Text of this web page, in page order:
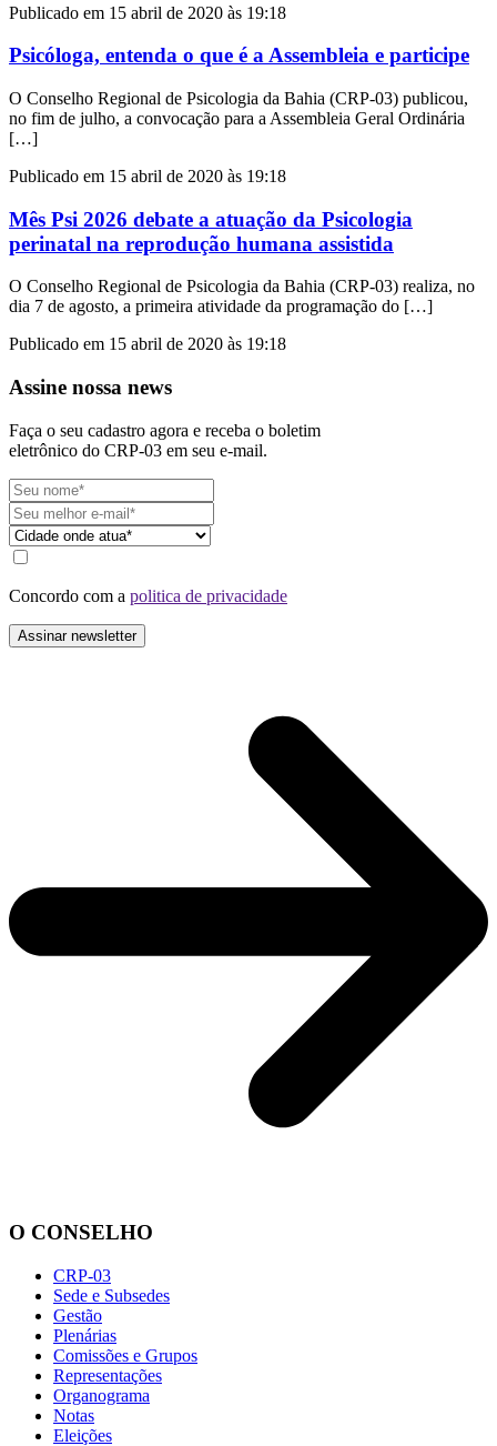
Publicado em 15 abril de 2020 às 19:18
Psicóloga, entenda o que é a Assembleia e participe
O Conselho Regional de Psicologia da Bahia (CRP-03) publicou,
no fim de julho, a convocação para a Assembleia Geral Ordinária
[…]
Publicado em 15 abril de 2020 às 19:18
Mês Psi 2026 debate a atuação da Psicologia
perinatal na reprodução humana assistida
O Conselho Regional de Psicologia da Bahia (CRP-03) realiza, no
dia 7 de agosto, a primeira atividade da programação do […]
Publicado em 15 abril de 2020 às 19:18
Assine nossa news
Faça o seu cadastro agora e receba o boletim
eletrônico do CRP-03 em seu e-mail.
Concordo com a politica de privacidade
O CONSELHO
CRP-03
Sede e Subsedes
Gestão
Plenárias
Comissões e Grupos
Representações
Organograma
Notas
Eleições